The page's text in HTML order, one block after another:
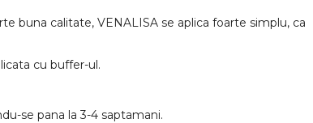
buna calitate, VENALISA se aplica foarte simplu, ca
cu buffer-ul.
se pana la 3-4 saptamani.